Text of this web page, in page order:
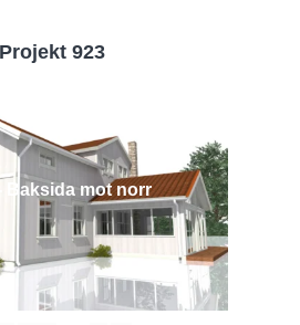
Projekt 923
Baksida mot norr